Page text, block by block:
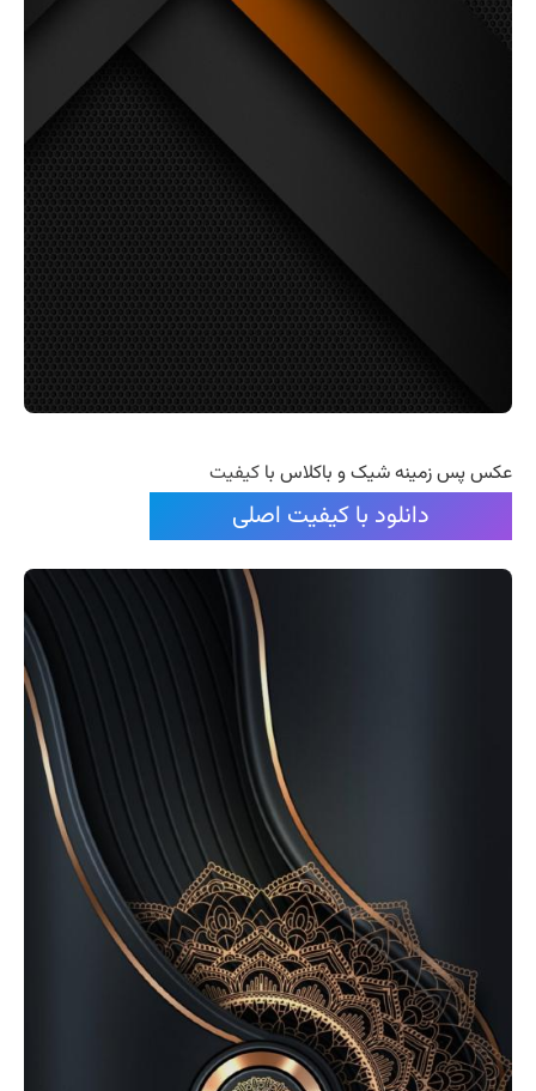
عکس پس زمینه شیک و باکلاس با کیفیت
دانلود با کیفیت اصلی